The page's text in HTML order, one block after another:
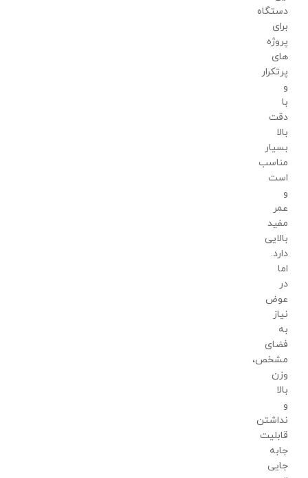
دستگاه
برای
پروژه
های
پرتکرار
و
با
دقت
بالا
بسیار
مناسب
است
و
عمر
مفید
بالایی
دارد.
اما
در
عوض
نیاز
به
فضای
مشخص،
وزن
بالا
و
نداشتن
قابلیت
جابه
جایی